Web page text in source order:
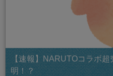
【速報】NARUTOコラボ
明！？